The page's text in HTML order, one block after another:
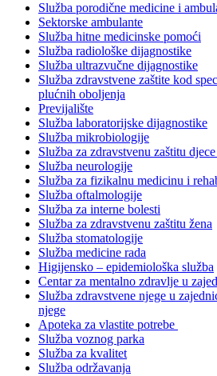
Služba porodične medicine i
Sektorske ambulante
Služba hitne medicinske pomoći
Služba radiološke dijagnostike
Služba ultrazvučne dijagnostike
Služba zdravstvene zaštite kod
plućnih oboljenja
Previjalište
Služba laboratorijske dijagnostike
Služba mikrobiologije
Služba za zdravstvenu zaštitu
Služba neurologije
Služba za fizikalnu medicinu i
Služba oftalmologije
Služba za interne bolesti
Služba za zdravstvenu zaštitu žena
Služba stomatologije
Služba medicine rada
Higijensko – epidemiološka služba
Centar za mentalno zdravlje u
Služba zdravstvene njege u
njege
Apoteka za vlastite potrebe
Služba voznog parka
Služba za kvalitet
Služba održavanja